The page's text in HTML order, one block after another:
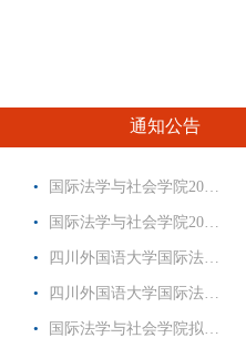
通知公告
· 国际法学与社会学院20…
· 国际法学与社会学院20…
· 四川外国语大学国际法…
· 四川外国语大学国际法…
· 国际法学与社会学院拟…